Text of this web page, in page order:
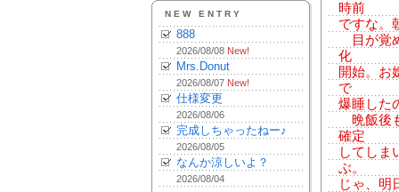
NEW ENTRY
888
2026/08/08 New!
Mrs.Donut
2026/08/07 New!
仕様変更
2026/08/06
完成しちゃったねー♪
2026/08/05
なんか涼しいよ？
2026/08/04
時前
ですな。
目が覚
化
開始。お
で
爆睡した
晩飯後
確定
してしま
ぶ。
じゃ、明